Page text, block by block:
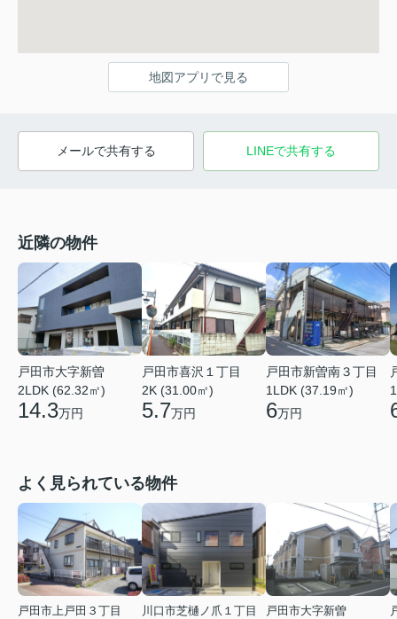
地図アプリで見る
メールで共有する LINEで共有する
近隣の物件
戸田市大字新曽
2LDK (62.32㎡)
14.3万円
戸田市喜沢１丁目
2K (31.00㎡)
5.7万円
戸田市新曽南３丁目
1LDK (37.19㎡)
6万円
よく見られている物件
戸田市上戸田３丁目
川口市芝樋ノ爪１丁目
戸田市大字新曽